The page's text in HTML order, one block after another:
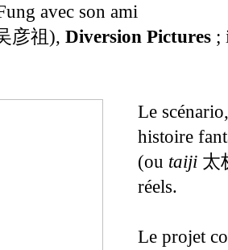
avec son ami
彦祖), Diversion Pictures ;
Le
histoire
(ou taiji 太
réels.
Le projet